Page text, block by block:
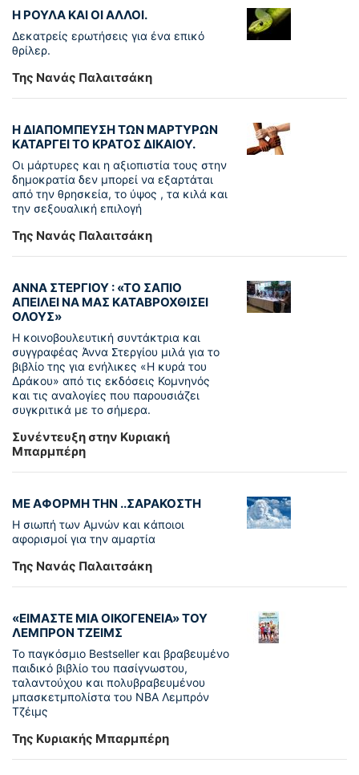
Η ΡΟΥΛΑ ΚΑΙ ΟΙ ΑΛΛΟΙ.
Δεκατρείς ερωτήσεις για ένα επικό
θρίλερ.
Της Νανάς Παλαιτσάκη
Η ΔΙΑΠΟΜΠΕΥΣΗ ΤΩΝ ΜΑΡΤΥΡΩΝ
ΚΑΤΑΡΓΕΙ ΤΟ ΚΡΑΤΟΣ ΔΙΚΑΙΟΥ.
Οι μάρτυρες και η αξιοπιστία τους στην
δημοκρατία δεν μπορεί να εξαρτάται
από την θρησκεία, το ύψος , τα κιλά και
την σεξουαλική επιλογή
Της Νανάς Παλαιτσάκη
ΑΝΝΑ ΣΤΕΡΓΙΟΥ : «ΤΟ ΣΑΠΙΟ
ΑΠΕΙΛΕΙ ΝΑ ΜΑΣ ΚΑΤΑΒΡΟΧΘΙΣΕΙ
ΟΛΟΥΣ»
Η κοινοβουλευτική συντάκτρια και
συγγραφέας Άννα Στεργίου μιλά για το
βιβλίο της για ενήλικες «Η κυρά του
Δράκου» από τις εκδόσεις Κομνηνός
και τις αναλογίες που παρουσιάζει
συγκριτικά με το σήμερα.
Συνέντευξη στην Κυριακή
Μπαρμπέρη
ΜΕ ΑΦΟΡΜΗ ΤΗΝ ..ΣΑΡΑΚΟΣΤΗ
Η σιωπή των Αμνών και κάποιοι
αφορισμοί για την αμαρτία
Της Νανάς Παλαιτσάκη
«ΕΙΜΑΣΤΕ ΜΙΑ ΟΙΚΟΓΕΝΕΙΑ» ΤΟΥ
ΛΕΜΠΡΟΝ ΤΖΕΙΜΣ
To παγκόσµιο Bestseller και βραβευµένο
παιδικό βιβλίο του πασίγνωστου,
ταλαντούχου και πολυβραβευµένου
µπασκετµπολίστα του NBA Λεµπρόν
Τζέιμς
Της Κυριακής Μπαρμπέρη